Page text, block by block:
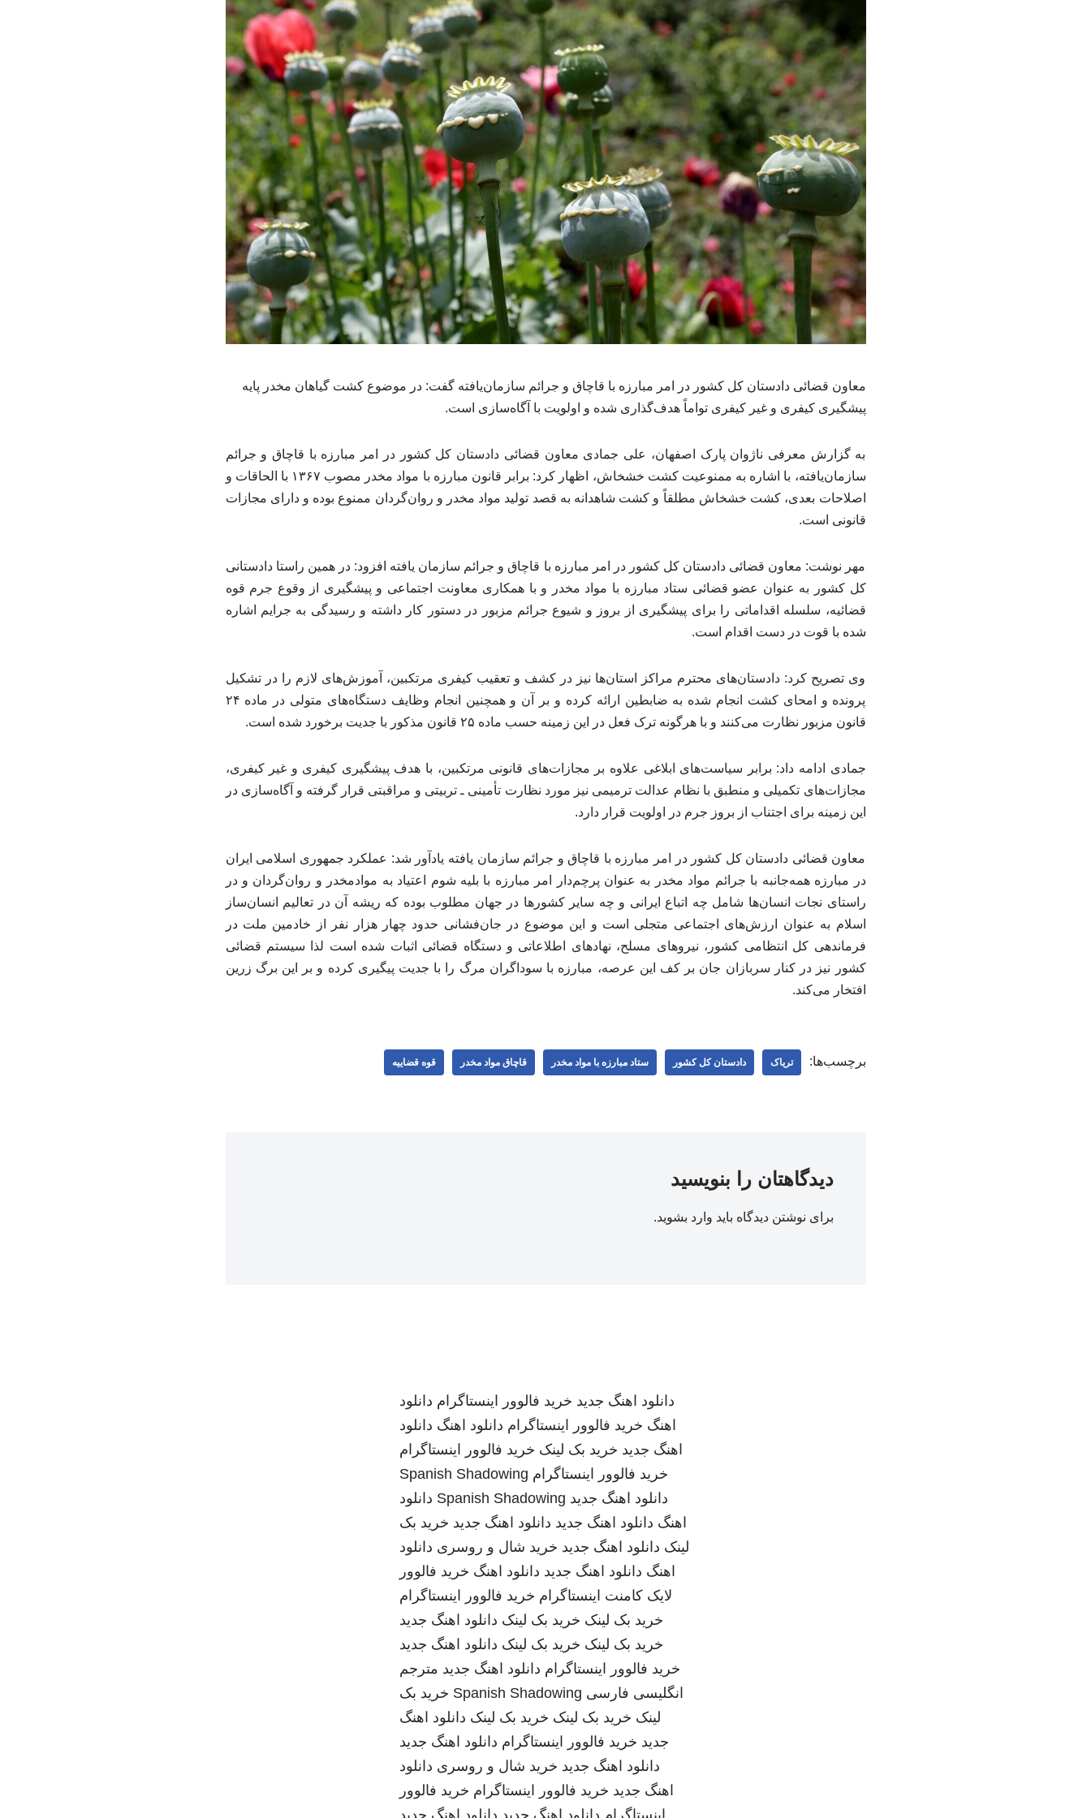
معاون قضائی دادستان کل کشور در امر مبارزه با قاچاق و جرائم سازمان‌یافته گفت: در موضوع کشت گیاهان مخدر پایه
پیشگیری کیفری و غیر کیفری تواماً هدف‌گذاری شده و اولویت با آگاه‌سازی است.
به گزارش معرفی ناژوان پارک اصفهان، علی جمادی معاون قضائی دادستان کل کشور در امر مبارزه با قاچاق و جرائم
سازمان‌یافته، با اشاره به ممنوعیت کشت خشخاش، اظهار کرد: برابر قانون مبارزه با مواد مخدر مصوب ۱۳۶۷ با الحاقات و
اصلاحات بعدی، کشت خشخاش مطلقاً و کشت شاهدانه به قصد تولید مواد مخدر و روان‌گردان ممنوع بوده و دارای مجازات
قانونی است.
مهر نوشت: معاون قضائی دادستان کل کشور در امر مبارزه با قاچاق و جرائم سازمان یافته افزود: در همین راستا دادستانی
کل کشور به عنوان عضو قضائی ستاد مبارزه با مواد مخدر و با همکاری معاونت اجتماعی و پیشگیری از وقوع جرم قوه
قضائیه، سلسله اقداماتی را برای پیشگیری از بروز و شیوع جرائم مزبور در دستور کار داشته و رسیدگی به جرایم اشاره
شده با قوت در دست اقدام است.
وی تصریح کرد: دادستان‌های محترم مراکز استان‌ها نیز در کشف و تعقیب کیفری مرتکبین، آموزش‌های لازم را در تشکیل
پرونده و امحای کشت انجام شده به ضابطین ارائه کرده و بر آن و همچنین انجام وظایف دستگاه‌های متولی در ماده ۲۴
قانون مزبور نظارت می‌کنند و با هرگونه ترک فعل در این زمینه حسب ماده ۲۵ قانون مذکور با جدیت برخورد شده است.
جمادی ادامه داد: برابر سیاست‌های ابلاغی علاوه بر مجازات‌های قانونی مرتکبین، با هدف پیشگیری کیفری و غیر کیفری،
مجازات‌های تکمیلی و منطبق با نظام عدالت ترمیمی نیز مورد نظارت تأمینی ـ تربیتی و مراقبتی قرار گرفته و آگاه‌سازی در
این زمینه برای اجتناب از بروز جرم در اولویت قرار دارد.
معاون قضائی دادستان کل کشور در امر مبارزه با قاچاق و جرائم سازمان یافته یادآور شد: عملکرد جمهوری اسلامی ایران
در مبارزه همه‌جانبه با جرائم مواد مخدر به عنوان پرچم‌دار امر مبارزه با بلیه شوم اعتیاد به موادمخدر و روان‌گردان و در
راستای نجات انسان‌ها شامل چه اتباع ایرانی و چه سایر کشورها در جهان مطلوب بوده که ریشه آن در تعالیم انسان‌ساز
اسلام به عنوان ارزش‌های اجتماعی متجلی است و این موضوع در جان‌فشانی حدود چهار هزار نفر از خادمین ملت در
فرماندهی کل انتظامی کشور، نیروهای مسلح، نهادهای اطلاعاتی و دستگاه قضائی اثبات شده است لذا سیستم قضائی
کشور نیز در کنار سربازان جان بر کف این عرصه، مبارزه با سوداگران مرگ را با جدیت پیگیری کرده و بر این برگ زرین
افتخار می‌کند.
برچسب‌ها: تریاک دادستان کل کشور ستاد مبارزه با مواد مخدر قاچاق مواد مخدر قوه قضاییه
دیدگاهتان را بنویسید
برای نوشتن دیدگاه باید وارد بشوید.
دانلود اهنگ جدید خرید فالوور اینستاگرام دانلود
اهنگ خرید فالوور اینستاگرام دانلود اهنگ دانلود
اهنگ جدید خرید بک لینک خرید فالوور اینستاگرام
خرید فالوور اینستاگرام Spanish Shadowing
دانلود اهنگ جدید Spanish Shadowing دانلود
اهنگ دانلود اهنگ جدید دانلود اهنگ جدید خرید بک
لینک دانلود اهنگ جدید خرید شال و روسری دانلود
اهنگ دانلود اهنگ جدید دانلود اهنگ خرید فالوور
لایک کامنت اینستاگرام خرید فالوور اینستاگرام
خرید بک لینک خرید بک لینک دانلود اهنگ جدید
خرید بک لینک خرید بک لینک دانلود اهنگ جدید
خرید فالوور اینستاگرام دانلود اهنگ جدید مترجم
انگلیسی فارسی Spanish Shadowing خرید بک
لینک خرید بک لینک خرید بک لینک دانلود اهنگ
جدید خرید فالوور اینستاگرام دانلود اهنگ جدید
دانلود اهنگ جدید خرید شال و روسری دانلود
اهنگ جدید خرید فالوور اینستاگرام خرید فالوور
اینستاگرام دانلود اهنگ جدید دانلود اهنگ جدید